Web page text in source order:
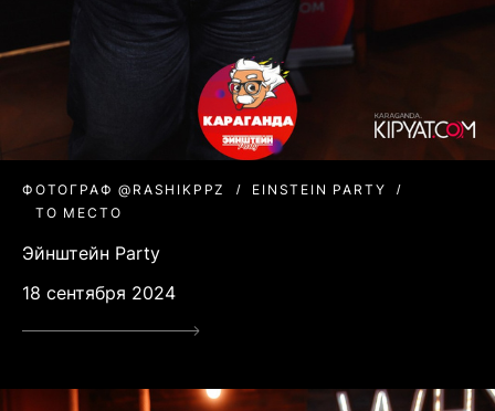
ФОТОГРАФ @RASHIKPPZ
EINSTEIN PARTY
ТО МЕСТО
Эйнштейн Party
18 сентября 2024